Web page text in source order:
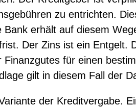
zu entrichten.
erhält auf diesem
Der Zins ist ein Entgelt.
für einen
gilt in diesem Fall der
der Kreditvergabe.